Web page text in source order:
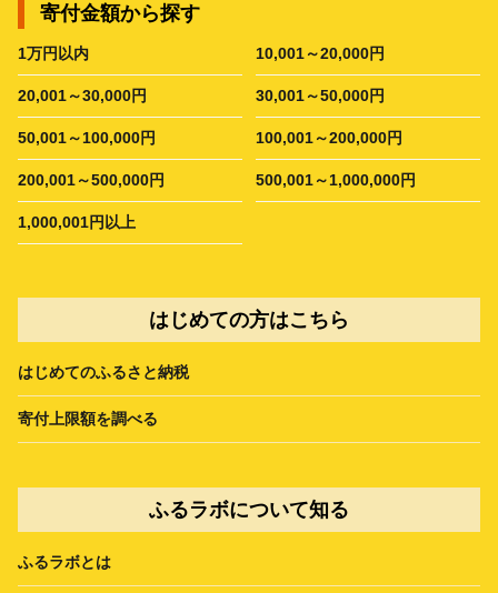
寄付金額から探す
1万円以内 10,001～20,000円
20,001～30,000円 30,001～50,000円
50,001～100,000円 100,001～200,000円
200,001～500,000円 500,001～1,000,000円
1,000,001円以上
はじめての方はこちら
はじめてのふるさと納税
寄付上限額を調べる
ふるラボについて知る
ふるラボとは